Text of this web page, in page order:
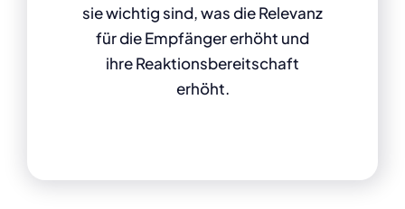
sie wichtig sind, was die Relevanz
für die Empfänger erhöht und
ihre Reaktionsbereitschaft
erhöht.